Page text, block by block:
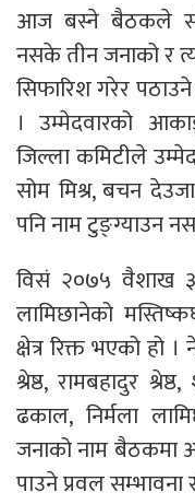
आज बस्ने बैठकले
नसके तीन जनाको र
सिफारिश गरेर
। उम्मेदवारको
जिल्ला कमिटीले
सोम मिश्र, बचन
पनि नाम टुङ्ग्याउन
विसं २०७५ वैशाख
लामिछानेको
क्षेत्र रिक्त भएको हो
श्रेष्ठ, रामबहादुर
ढकाल, निर्मला
जनाको नाम बैठकमा
पाउने प्रवल